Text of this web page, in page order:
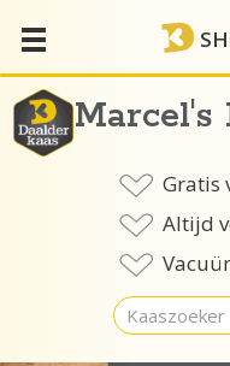
naar
de
inhoud Marcel's
Gratis
Altijd